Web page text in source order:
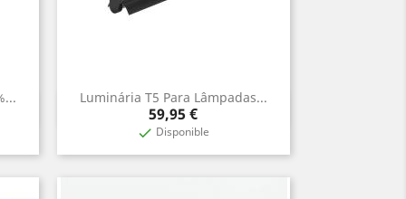
Luminária T5 Para Lâmpadas...
Prix
59,95 €
 Disponible
Aperçu rapide